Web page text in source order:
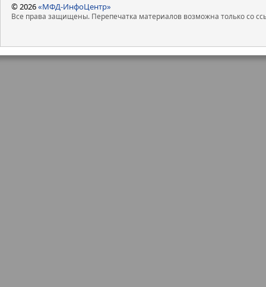
© 2026«МФД-ИнфоЦентр»
Все права защищены. Перепечатка материалов возможна только со